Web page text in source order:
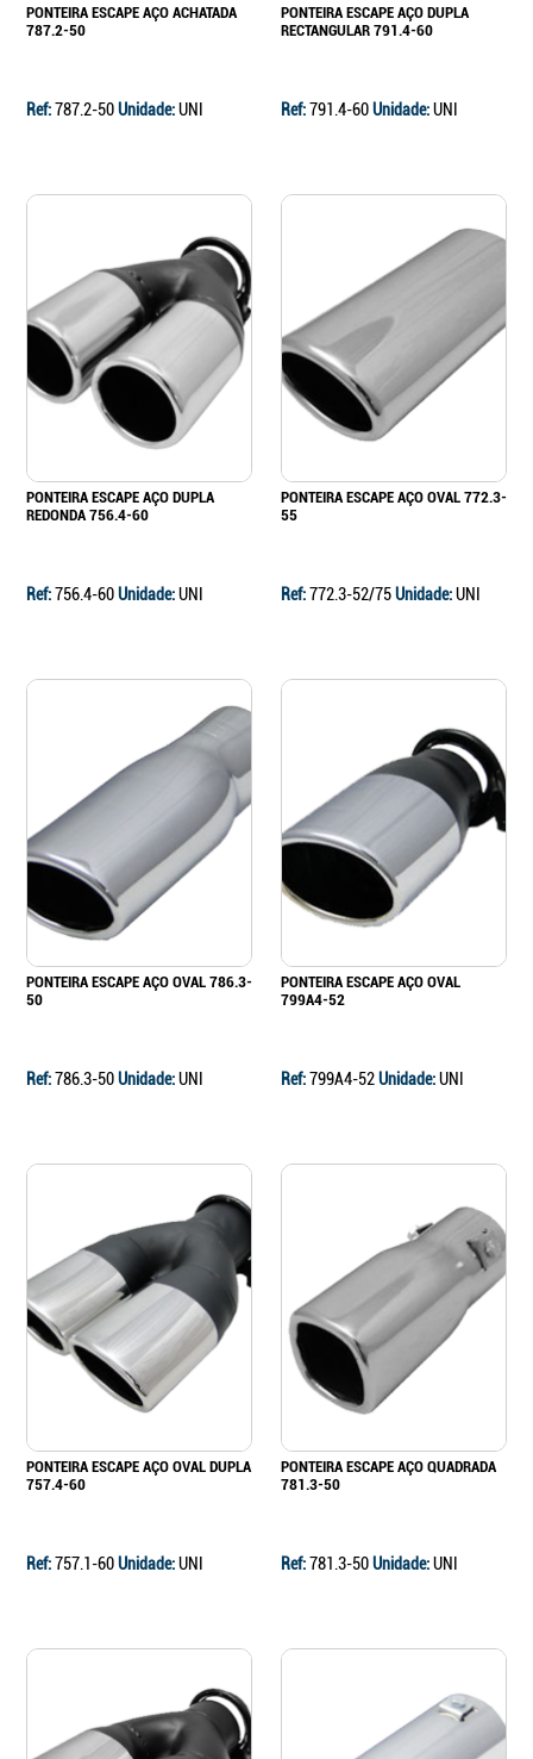
PONTEIRA ESCAPE AÇO ACHATADA
787.2-50
Ref:787.2-50Unidade:UNI
PONTEIRA ESCAPE AÇO DUPLA
RECTANGULAR 791.4-60
Ref:791.4-60Unidade:UNI
PONTEIRA ESCAPE AÇO DUPLA
REDONDA 756.4-60
Ref:756.4-60Unidade:UNI
PONTEIRA ESCAPE AÇO OVAL 772.3-
55
Ref:772.3-52/75Unidade:UNI
PONTEIRA ESCAPE AÇO OVAL 786.3-
50
Ref:786.3-50Unidade:UNI
PONTEIRA ESCAPE AÇO OVAL
799A4-52
Ref:799A4-52Unidade:UNI
PONTEIRA ESCAPE AÇO OVAL DUPLA
757.4-60
Ref:757.1-60Unidade:UNI
PONTEIRA ESCAPE AÇO QUADRADA
781.3-50
Ref:781.3-50Unidade:UNI